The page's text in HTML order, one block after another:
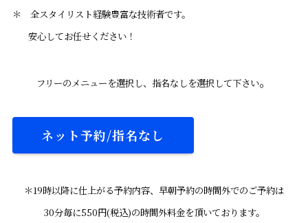
＊ 全スタイリスト経験豊富な技術者です。
安心してお任せください！
フリーのメニューを選択し、指名なしを選択して下さい。
ネット予約/指名なし
＊19時以降に仕上がる予約内容、早朝予約の時間外でのご予約は
30分毎に550円(税込)の時間外料金を頂いております。